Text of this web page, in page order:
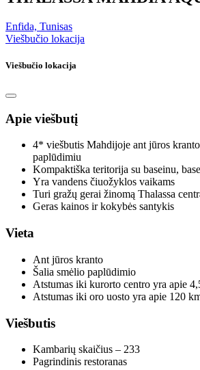
Enfida, Tunisas
Viešbučio lokacija
Viešbučio lokacija
Apie viešbutį
4* viešbutis Mahdijoje ant jūros
paplūdimiu
Kompaktiška teritorija su baseinu,
Yra vandens čiuožyklos vaikams
Turi gražų gerai žinomą Thalassa
Geras kainos ir kokybės santykis
Vieta
Ant jūros kranto
Šalia smėlio paplūdimio
Atstumas iki kurorto centro yra apie
Atstumas iki oro uosto yra apie 120
Viešbutis
Kambarių skaičius – 233
Pagrindinis restoranas